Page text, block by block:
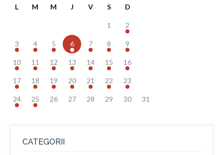
L M M J V S D
1 2
3 4 5 6 7 8 9
10 11 12 13 14 15 16
17 18 19 20 21 22 23
24 25 26 27 28 29 30 31
CATEGORII